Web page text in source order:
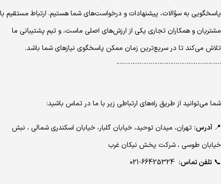
پاسخگویی به سؤالات، پیشنهادات و درخواست‌های شما هستیم. ارتباط مستقیم با
مشتریان و همکاران تجاری یکی از ارزش‌های اصلی ماست، و تیم پشتیبانی ما
تلاش می‌کند تا در سریع‌ترین زمان ممکن پاسخگوی نیازهای شما باشد.
………………………………………………….
شما می‌توانید از طریق راه‌های ارتباطی زیر با ما در تماس باشید:
📍 آدرس: تهران، میدان توحید، خیابان گلبار، خیابان اسکندری شمالی ، نبش
خیابان طوسی ، شرکت پخش نیکان غرب
📞 تلفن تماس: